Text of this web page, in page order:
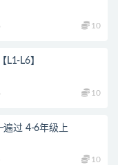
10
L1-L6】
10
遍过 4-6年级上
10